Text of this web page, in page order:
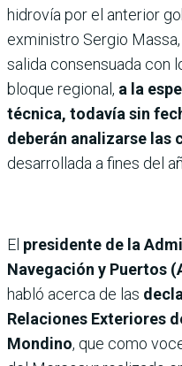
hidrovía por el anterior
exministro Sergio
salida consensuada con
bloque regional, a la
técnica, todavía sin
deberán analizarse las
desarrollada a fines del
El presidente de la
Navegación y Puertos
habló acerca de las
Relaciones Exteriores
Mondino, que como